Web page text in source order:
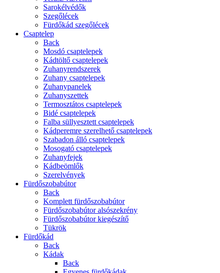
Sarokélvédők
Szegőlécek
Fürdőkád szegőlécek
Csaptelep
Back
Mosdó csaptelepek
Kádtöltő csaptelepek
Zuhanyrendszerek
Zuhany csaptelepek
Zuhanypanelek
Zuhanyszettek
Termosztátos csaptelepek
Bidé csaptelepek
Falba süllyesztett csaptelepek
Kádperemre szerelhető csaptelepek
Szabadon álló csaptelepek
Mosogató csaptelepek
Zuhanyfejek
Kádbeömlők
Szerelvények
Fürdőszobabútor
Back
Komplett fürdőszobabútor
Fürdőszobabútor alsószekrény
Fürdőszobabútor kiegészítő
Tükrök
Fürdőkád
Back
Kádak
Back